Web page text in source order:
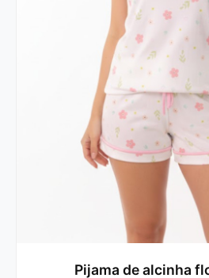
Pijama de alcinha